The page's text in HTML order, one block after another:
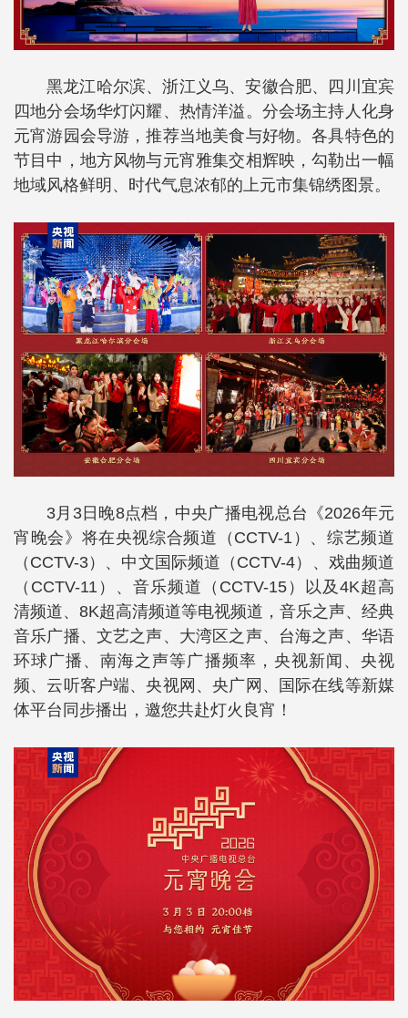
黑龙江哈尔滨、浙江义乌、安徽合肥、四川宜宾
四地分会场华灯闪耀、热情洋溢。分会场主持人化身
元宵游园会导游，推荐当地美食与好物。各具特色的
节目中，地方风物与元宵雅集交相辉映，勾勒出一幅
地域风格鲜明、时代气息浓郁的上元市集锦绣图景。
3月3日晚8点档，中央广播电视总台《2026年元
宵晚会》将在央视综合频道（CCTV-1）、综艺频道
（CCTV-3）、中文国际频道（CCTV-4）、戏曲频道
（CCTV-11）、音乐频道（CCTV-15）以及4K超高
清频道、8K超高清频道等电视频道，音乐之声、经典
音乐广播、文艺之声、大湾区之声、台海之声、华语
环球广播、南海之声等广播频率，央视新闻、央视
频、云听客户端、央视网、央广网、国际在线等新媒
体平台同步播出，邀您共赴灯火良宵！